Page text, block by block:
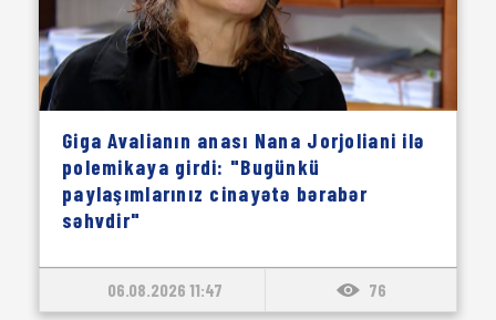
Giga Avalianın anası Nana Jorjoliani ilə
polemikaya girdi: "Bugünkü
paylaşımlarınız cinayətə bərabər
səhvdir"
06.08.2026 11:47 76